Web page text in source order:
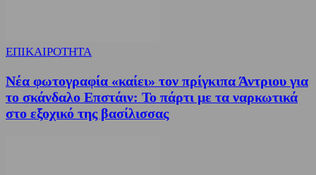
ΕΠΙΚΑΙΡΟΤΗΤΑ
Νέα φωτογραφία «καίει» τον πρίγκιπα Άντριου για
το σκάνδαλο Επστάιν: Το πάρτι με τα ναρκωτικά
στο εξοχικό της βασίλισσας